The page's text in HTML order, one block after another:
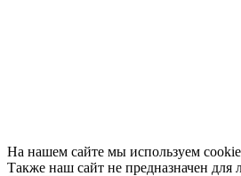
На нашем сайте мы используем
Также наш сайт не предназначен для